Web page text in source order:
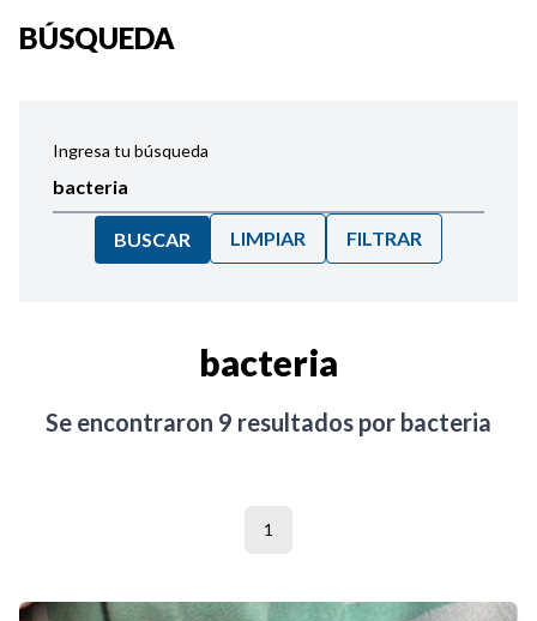
BÚSQUEDA
Ingresa tu búsqueda
BUSCAR LIMPIAR FILTRAR
bacteria
Se encontraron 9 resultados por bacteria
1